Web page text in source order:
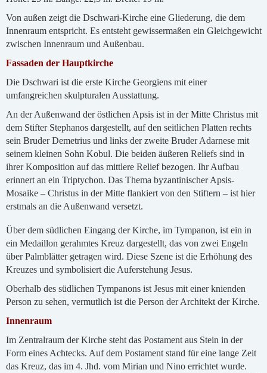
Von außen zeigt die Dschwari-Kirche eine Gliederung, die dem
Innenraum entspricht. Es entsteht gewissermaßen ein Gleichgewicht
zwischen Innenraum und Außenbau.
Fassaden der Hauptkirche
Die Dschwari ist die erste Kirche Georgiens mit einer
umfangreichen skulpturalen Ausstattung.
An der Außenwand der östlichen Apsis ist in der Mitte Christus mit
dem Stifter Stephanos dargestellt, auf den seitlichen Platten rechts
sein Bruder Demetrius und links der zweite Bruder Adarnese mit
seinem kleinen Sohn Kobul. Die beiden äußeren Reliefs sind in
ihrer Komposition auf das mittlere Relief bezogen. Ihr Aufbau
erinnert an ein Triptychon. Das Thema byzantinischer Apsis-
Mosaike – Christus in der Mitte flankiert von den Stiftern – ist hier
erstmals an die Außenwand versetzt.
Über dem südlichen Eingang der Kirche, im Tympanon, ist ein in
ein Medaillon gerahmtes Kreuz dargestellt, das von zwei Engeln
über Palmblätter getragen wird. Diese Szene ist die Erhöhung des
Kreuzes und symbolisiert die Auferstehung Jesus.
Oberhalb des südlichen Tympanons ist Jesus mit einer knienden
Person zu sehen, vermutlich ist die Person der Architekt der Kirche.
Innenraum
Im Zentralraum der Kirche steht das Postament aus Stein in der
Form eines Achtecks. Auf dem Postament stand für eine lange Zeit
das Kreuz, das im 4. Jhd. vom Mirian und Nino errichtet wurde.